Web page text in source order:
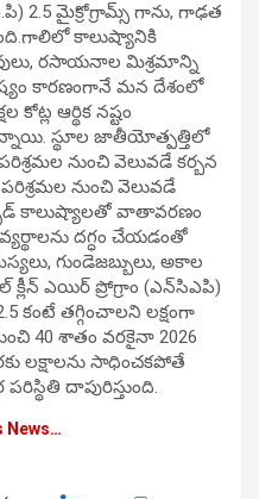
2.5 మైక్రోగ్రామ్స్ గాను, గాఢత
కాలుష్యానికి
రసాయనాల మిశ్రమాన్ని
కారణంగానే మన దేశంలో
కోట్ల ఆర్థిక నష్టం
స్థూల జాతీయోత్పత్తిలో
నుంచి వెలువడే కర్బన
నుంచి వెలువడే
కాలుష్యాలతో వాతావరణం
దగ్ధం చేయడంతో
గుండెజబ్బులు, అకాల
ఎయిర్ ప్రోగ్రాం (ఎన్‌సిఎపి)
కంటే తగ్గించాలని లక్షంగా
40 శాతం వరకైనా 2026
లక్షాలను సాధించకపోతే
దాపురిస్తుంది.
News…